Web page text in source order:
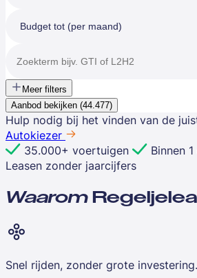
Meer filters
Aanbod bekijken (44.477)
Hulp nodig bij het vinden van de
Autokiezer
35.000+ voertuigen
Binnen
Leasen zonder jaarcijfers
Waarom
Snel rijden, zonder grote investering.